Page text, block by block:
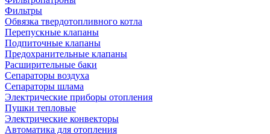
Фильтры
Обвязка твердотопливного котла
Перепускные клапаны
Подпиточные клапаны
Предохранительные клапаны
Расширительные баки
Сепараторы воздуха
Сепараторы шлама
Электрические приборы отопления
Пушки тепловые
Электрические конвекторы
Автоматика для отопления